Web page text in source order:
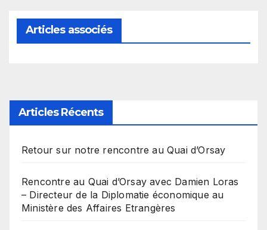
Articles associés
Articles Récents
Retour sur notre rencontre au Quai d’Orsay
Rencontre au Quai d’Orsay avec Damien Loras
– Directeur de la Diplomatie économique au
Ministère des Affaires Etrangères